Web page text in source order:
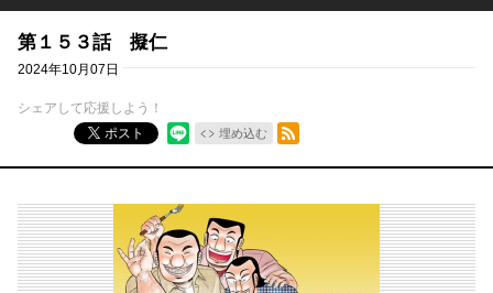
第１５３話 擬仁
2024年10月07日
シェアして応援しよう！
ポスト
埋め込む
RSSフィード